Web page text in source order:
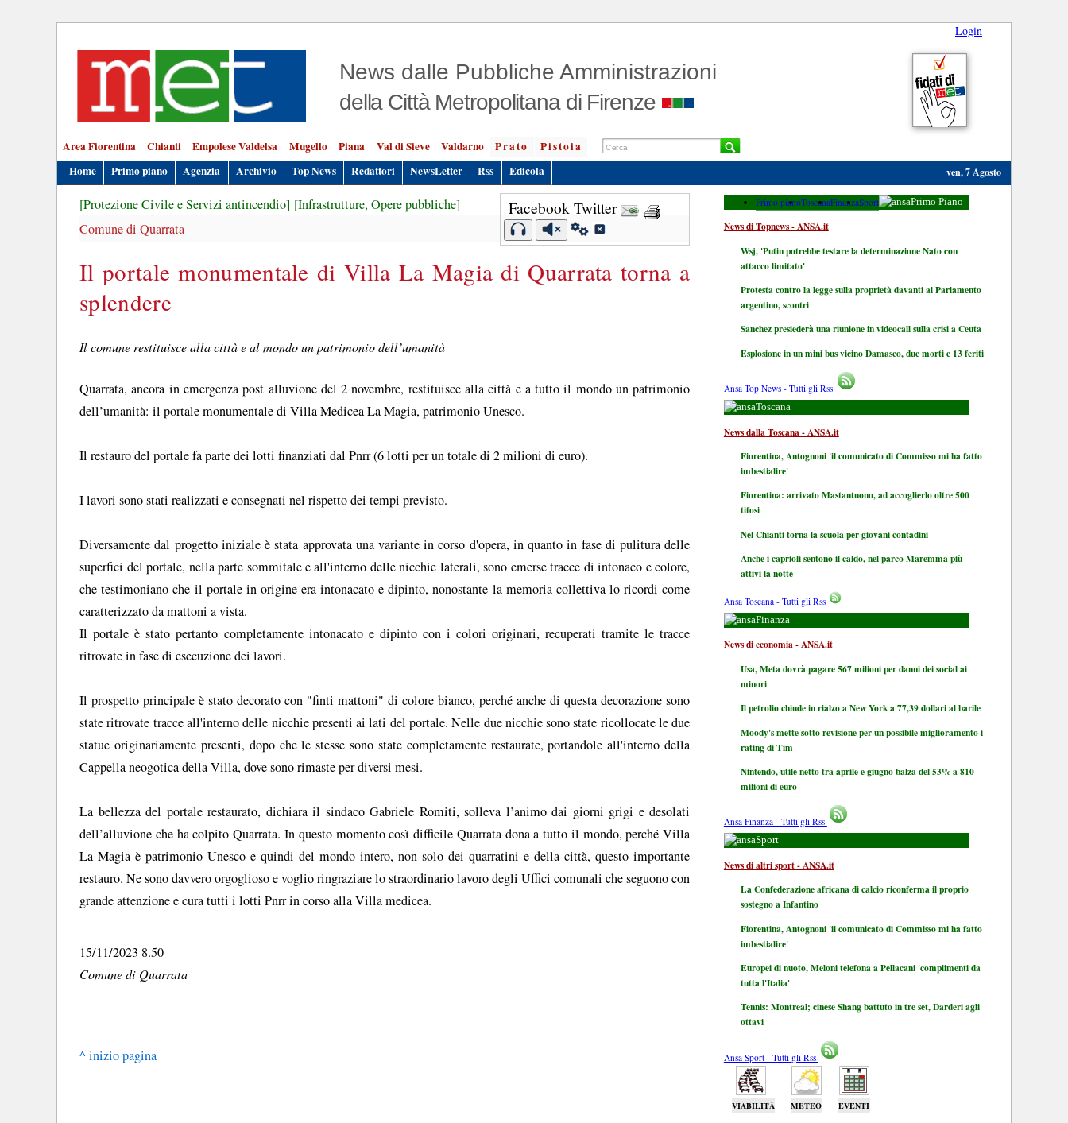
Login
News dalle Pubbliche Amministrazioni
della Città Metropolitana di Firenze
Area Fiorentina Chianti Empolese Valdelsa Mugello Piana Val di Sieve Valdarno Prato
Pistoia
Home
Primo piano Agenzia Archivio Top News Redattori NewsLetter Rss Edicola ven, 7 Agosto
Facebook Twitter
[Protezione Civile e Servizi antincendio] [Infrastrutture, Opere pubbliche]
Comune di Quarrata
Il portale monumentale di Villa La Magia di Quarrata torna a
splendere
Il comune restituisce alla città e al mondo un patrimonio dell’umanità
Quarrata, ancora in emergenza post alluvione del 2 novembre, restituisce alla città e a tutto il mondo un patrimonio
dell’umanità: il portale monumentale di Villa Medicea La Magia, patrimonio Unesco.
Il restauro del portale fa parte dei lotti finanziati dal Pnrr (6 lotti per un totale di 2 milioni di euro).
I lavori sono stati realizzati e consegnati nel rispetto dei tempi previsto.
Diversamente dal progetto iniziale è stata approvata una variante in corso d'opera, in quanto in fase di pulitura delle
superfici del portale, nella parte sommitale e all'interno delle nicchie laterali, sono emerse tracce di intonaco e colore,
che testimoniano che il portale in origine era intonacato e dipinto, nonostante la memoria collettiva lo ricordi come
caratterizzato da mattoni a vista.
Il portale è stato pertanto completamente intonacato e dipinto con i colori originari, recuperati tramite le tracce
ritrovate in fase di esecuzione dei lavori.
Il prospetto principale è stato decorato con "finti mattoni" di colore bianco, perché anche di questa decorazione sono
state ritrovate tracce all'interno delle nicchie presenti ai lati del portale. Nelle due nicchie sono state ricollocate le due
statue originariamente presenti, dopo che le stesse sono state completamente restaurate, portandole all'interno della
Cappella neogotica della Villa, dove sono rimaste per diversi mesi.
La bellezza del portale restaurato, dichiara il sindaco Gabriele Romiti, solleva l’animo dai giorni grigi e desolati
dell’alluvione che ha colpito Quarrata. In questo momento così difficile Quarrata dona a tutto il mondo, perché Villa
La Magia è patrimonio Unesco e quindi del mondo intero, non solo dei quarratini e della città, questo importante
restauro. Ne sono davvero orgoglioso e voglio ringraziare lo straordinario lavoro degli Uffici comunali che seguono con
grande attenzione e cura tutti i lotti Pnrr in corso alla Villa medicea.
15/11/2023 8.50
Comune di Quarrata
^ inizio pagina
Primo pianoToscanaFinanzaSport Primo Piano
News di Topnews - ANSA.it
Wsj, 'Putin potrebbe testare la determinazione Nato con
attacco limitato'
Protesta contro la legge sulla proprietà davanti al Parlamento
argentino, scontri
Sanchez presiederà una riunione in videocall sulla crisi a Ceuta
Esplosione in un mini bus vicino Damasco, due morti e 13 feriti
Ansa Top News - Tutti gli Rss
Toscana
News dalla Toscana - ANSA.it
Fiorentina, Antognoni 'il comunicato di Commisso mi ha fatto
imbestialire'
Fiorentina: arrivato Mastantuono, ad accoglierlo oltre 500
tifosi
Nel Chianti torna la scuola per giovani contadini
Anche i caprioli sentono il caldo, nel parco Maremma più
attivi la notte
Ansa Toscana - Tutti gli Rss
Finanza
News di economia - ANSA.it
Usa, Meta dovrà pagare 567 milioni per danni dei social ai
minori
Il petrolio chiude in rialzo a New York a 77,39 dollari al barile
Moody's mette sotto revisione per un possibile miglioramento i
rating di Tim
Nintendo, utile netto tra aprile e giugno balza del 53% a 810
milioni di euro
Ansa Finanza - Tutti gli Rss
Sport
News di altri sport - ANSA.it
La Confederazione africana di calcio riconferma il proprio
sostegno a Infantino
Fiorentina, Antognoni 'il comunicato di Commisso mi ha fatto
imbestialire'
Europei di nuoto, Meloni telefona a Pellacani 'complimenti da
tutta l'Italia'
Tennis: Montreal; cinese Shang battuto in tre set, Darderi agli
ottavi
Ansa Sport - Tutti gli Rss
VIABILITÀ METEO EVENTI